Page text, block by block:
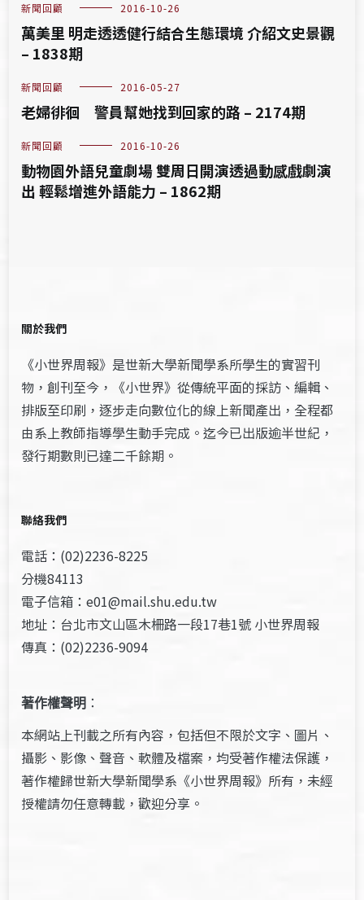
新聞回顧 2016-10-26
萬美里 明走透透健行結合生態環境 介紹文史景觀
– 1838期
新聞回顧 2016-05-27
老婦徘徊 警員幫她找到回家的路 – 2174期
新聞回顧 2016-10-26
動物園外語兒童劇場 雙周日開演透過動感戲劇演
出 輕鬆增進外語能力 – 1862期
關於我們
《小世界周報》是世新大學新聞學系所學生的實習刊
物，創刊至今，《小世界》從傳統平面的採訪、編輯、
排版至印刷，逐步走向數位化的線上新聞產出，全程都
由系上教師指導學生動手完成。迄今已出版逾半世紀，
發行期數則已達二千餘期。
聯絡我們
電話：(02)2236-8225
分機84113
電子信箱：e01@mail.shu.edu.tw
地址：台北市文山區木柵路一段17巷1號 小世界周報
傳真：(02)2236-9094
著作權聲明 ：
本網站上刊載之所有內容，包括但不限於文字、圖片、
攝影、影像、聲音、軟體及檔案，均受著作權法保護，
著作權歸世新大學新聞學系《小世界周報》所有，未經
授權請勿任意轉載，歡迎分享。